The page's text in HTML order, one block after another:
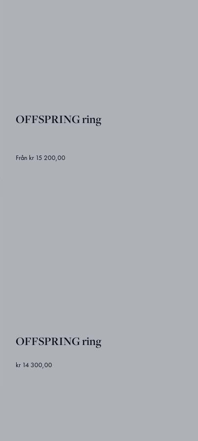
OFFSPRING ring
Från kr 15 200,00
OFFSPRING ring
kr 14 300,00